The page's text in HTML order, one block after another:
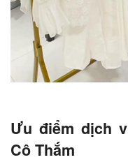
Ưu điểm dịch
Cô Thắm